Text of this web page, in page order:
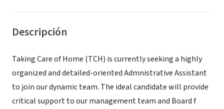
Descripción
Taking Care of Home (TCH) is currently seeking a highly
organized and detailed-oriented Admnistrative Assistant
to join our dynamic team. The ideal candidate will provide
critical support to our management team and Board f